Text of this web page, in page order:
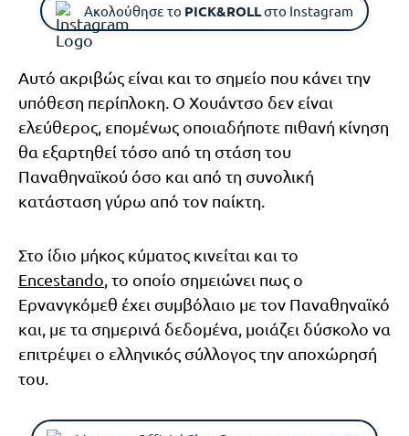
Ακολούθησε το PICK&ROLLστο Instagram
Αυτό ακριβώς είναι και το σημείο που κάνει την
υπόθεση περίπλοκη. Ο Χουάντσο δεν είναι
ελεύθερος, επομένως οποιαδήποτε πιθανή κίνηση
θα εξαρτηθεί τόσο από τη στάση του
Παναθηναϊκού όσο και από τη συνολική
κατάσταση γύρω από τον παίκτη.
Στο ίδιο μήκος κύματος κινείται και το
Encestando , το οποίο σημειώνει πως ο
Ερνανγκόμεθ έχει συμβόλαιο με τον Παναθηναϊκό
και, με τα σημερινά δεδομένα, μοιάζει δύσκολο να
επιτρέψει ο ελληνικός σύλλογος την αποχώρησή
του.